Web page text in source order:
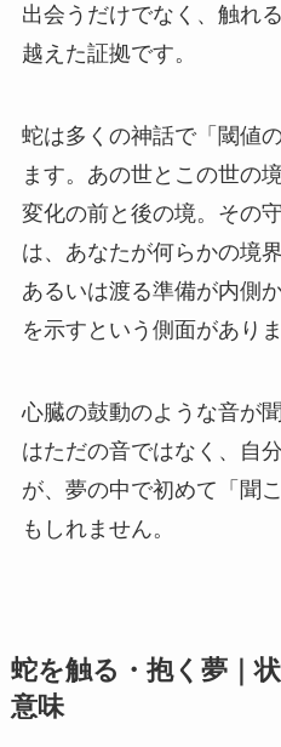
出会うだけでなく、触れ
越えた証拠です。
蛇は多くの神話で「閾値
ます。あの世とこの世の
変化の前と後の境。その
は、あなたが何らかの境
あるいは渡る準備が内側
を示すという側面がありま
心臓の鼓動のような音が
はただの音ではなく、自
が、夢の中で初めて「聞
もしれません。
蛇を触る・抱く夢｜
意味